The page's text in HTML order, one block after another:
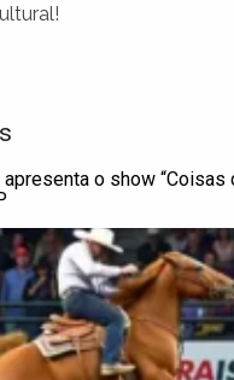
o show “Coisas